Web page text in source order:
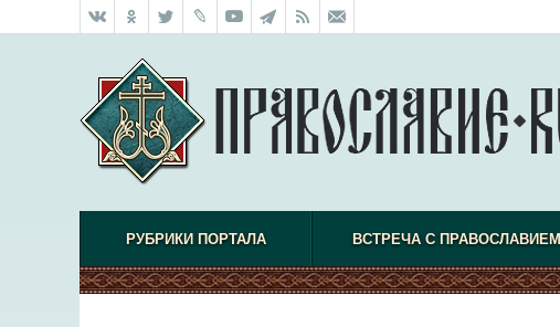
РУБРИКИ ПОРТАЛА ВСТРЕЧА С ПРАВОСЛАВИЕМ